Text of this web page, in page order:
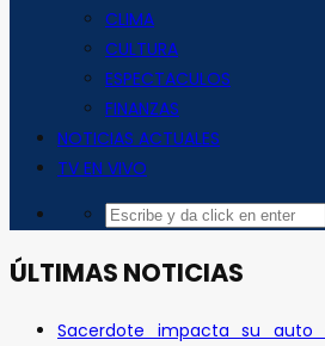
CLIMA
CULTURA
ESPECTACULOS
FINANZAS
NOTICIAS ACTUALES
TV EN VIVO
ÚLTIMAS NOTICIAS
Sacerdote impacta su